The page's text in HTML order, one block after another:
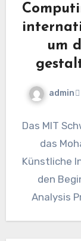
um
admin
Das MIT
das
Künstliche
den
Analysis